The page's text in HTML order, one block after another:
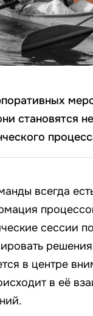
становятся
всегда
сессии
в центре
в её